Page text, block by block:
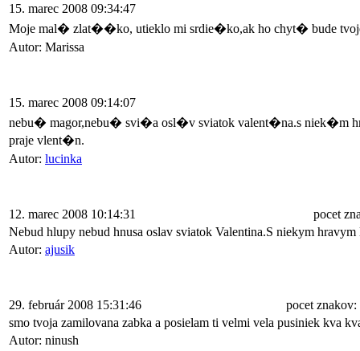
15. marec 2008 09:34:47
Moje mal� zlat��ko, utieklo mi srdie�ko,ak ho chyt� bude
Autor: Marissa
15. marec 2008 09:14:07
nebu� magor,nebu� svi�a osl�v sviatok valent�na.s
praje vlent�n.
Autor: lucinka
12. marec 2008 10:14:31
pocet
Nebud hlupy nebud hnusa oslav sviatok Valentina.S niekym
Autor: ajusik
29. február 2008 15:31:46
pocet znakov:
smo tvoja zamilovana zabka a posielam ti velmi vela pusiniek kva
Autor: ninush